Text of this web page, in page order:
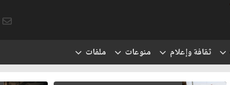
ثقافة وإعلام منوعات ملفات